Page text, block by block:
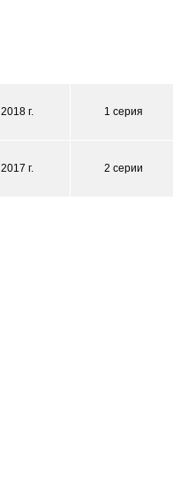
2018 г. 1 серия
2017 г. 2 серии